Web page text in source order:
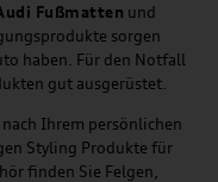
Fußmatten und
sorgen
haben. Für den Notfall
gut ausgerüstet.
Ihrem persönlichen
Styling Produkte für
finden Sie Felgen,